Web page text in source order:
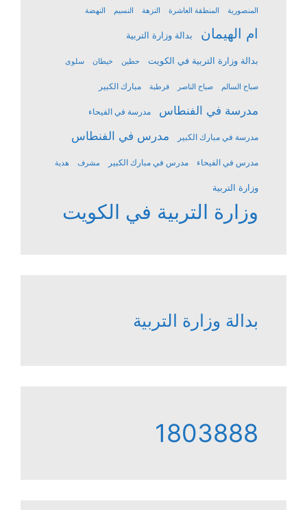
المنصورية المنطقة العاشرة النزهة النسيم النهضة
ام الهيمان بدالة وزارة التربية
بدالة وزارة التربية في الكويت حطين خيطان سلوى
صباح السالم صباح الناصر قرطبة مبارك الكبير
مدرسة في الفنطاس مدرسة في الفيحاء
مدرسة في مبارك الكبير مدرس في الفنطاس
مدرس في الفيحاء مدرس في مبارك الكبير مشرف هدية
وزارة التربية
وزارة التربية في الكويت
بدالة وزارة التربية
1803888